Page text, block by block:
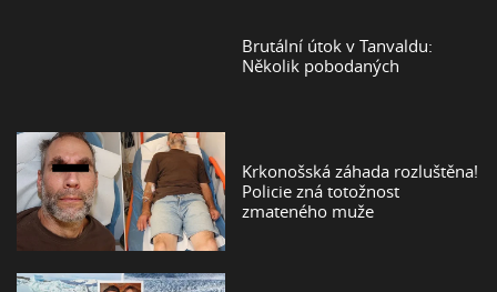
Brutální útok v Tanvaldu:
Několik pobodaných
Krkonošská záhada rozluštěna!
Policie zná totožnost
zmateného muže